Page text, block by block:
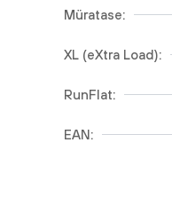
Müratase:
XL (eXtra Load):
RunFlat:
EAN: